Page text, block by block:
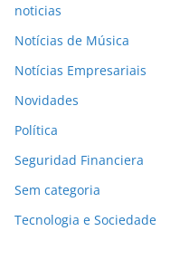
noticias
Notícias de Música
Notícias Empresariais
Novidades
Política
Seguridad Financiera
Sem categoria
Tecnologia e Sociedade